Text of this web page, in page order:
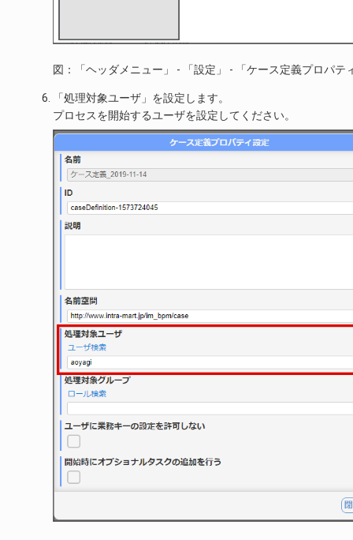
図：「ヘッダメニュー」 - 「設定」 - 「ケース定義プロパテ
「処理対象ユーザ」を設定します。
プロセスを開始するユーザを設定してください。